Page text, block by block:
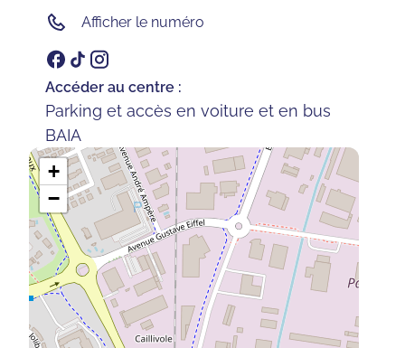
Afficher le numéro
Accéder au centre :
Parking et accès en voiture et en bus
BAIA
+
−